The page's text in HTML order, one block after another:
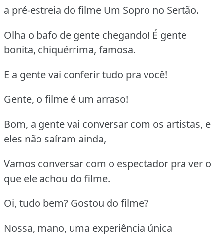
a pré-estreia do filme Um Sopro no Sertão.
Olha o bafo de gente chegando! É gente
bonita, chiquérrima, famosa.
E a gente vai conferir tudo pra você!
Gente, o filme é um arraso!
Bom, a gente vai conversar com os artistas, e
eles não saíram ainda,
Vamos conversar com o espectador pra ver o
que ele achou do filme.
Oi, tudo bem? Gostou do filme?
Nossa, mano, uma experiência única